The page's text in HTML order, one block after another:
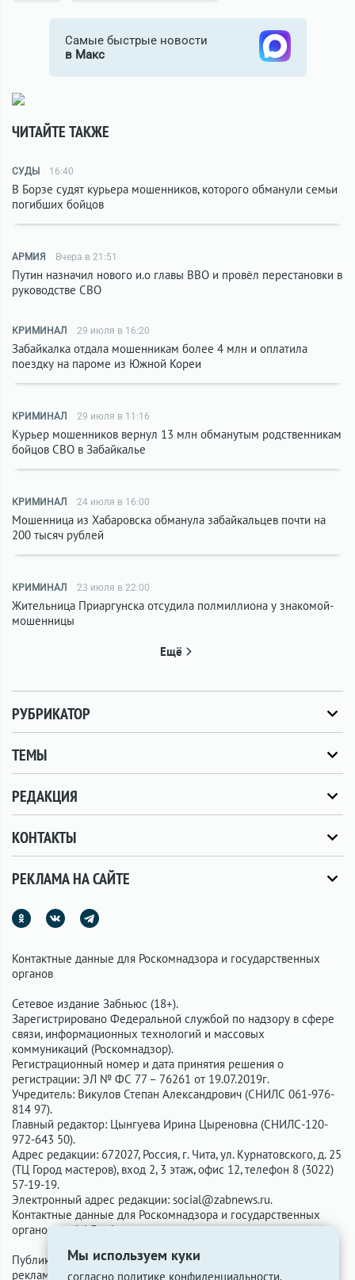
Мы используем куки
согласно политике конфиденциальности.
Самые быстрые новости
в Макс
ЧИТАЙТЕ ТАКЖЕ
СУДЫ 16:40
В Борзе судят курьера мошенников, которого обманули семьи
погибших бойцов
АРМИЯ Вчера в 21:51
Путин назначил нового и.о главы ВВО и провёл перестановки в
руководстве СВО
КРИМИНАЛ 29 июля в 16:20
Забайкалка отдала мошенникам более 4 млн и оплатила
поездку на пароме из Южной Кореи
КРИМИНАЛ 29 июля в 11:16
Курьер мошенников вернул 13 млн обманутым родственникам
бойцов СВО в Забайкалье
КРИМИНАЛ 24 июля в 16:00
Мошенница из Хабаровска обманула забайкальцев почти на
200 тысяч рублей
КРИМИНАЛ 23 июля в 22:00
Жительница Приаргунска отсудила полмиллиона у знакомой-
мошенницы
Ещё
РУБРИКАТОР
ТЕМЫ
РЕДАКЦИЯ
КОНТАКТЫ
РЕКЛАМА НА САЙТЕ
Контактные данные для Роскомнадзора и государственных
органов
Сетевое издание Забньюс (18+).
Зарегистрировано Федеральной службой по надзору в сфере
связи, информационных технологий и массовых
коммуникаций (Роскомнадзор).
Регистрационный номер и дата принятия решения о
регистрации: ЭЛ № ФС 77 – 76261 от 19.07.2019г.
Учредитель: Викулов Степан Александрович (СНИЛС 061-976-
814 97).
Главный редактор: Цынгуева Ирина Цыреновна (СНИЛС-120-
972-643 50).
Адрес редакции: 672027, Россия, г. Чита, ул. Курнатовского, д. 25
(ТЦ Город мастеров), вход 2, 3 этаж, офис 12, телефон 8 (3022)
57-19-19.
Электронный адрес редакции: social@zabnews.ru.
Контактные данные для Роскомнадзора и государственных
органов:
social@zabnews.ru.
Публикации с пометками «Реклама», «Выборы» оплачены
рекламодателем. Редакция сайта не несёт ответственности за